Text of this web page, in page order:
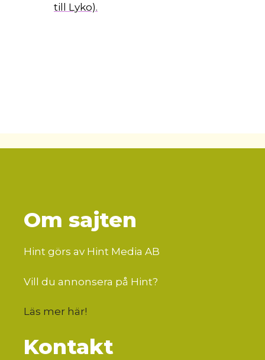
till Lyko).
Om sajten
Hint görs av Hint Media AB
Vill du annonsera på Hint?
Läs mer här!
Kontakt